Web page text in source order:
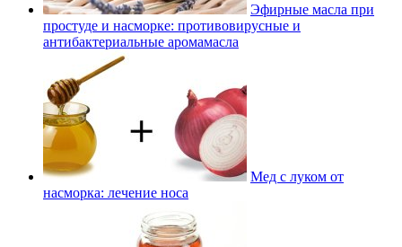
Эфирные масла при
простуде и насморке: противовирусные и
антибактериальные аромамасла
Мед с луком от
насморка: лечение носа